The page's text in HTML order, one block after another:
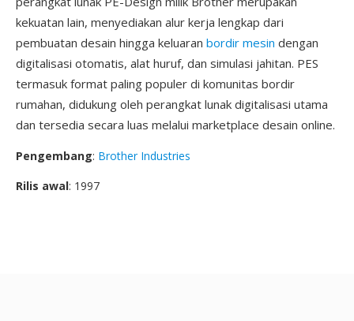
kekuatan lain, menyediakan alur kerja lengkap dari
pembuatan desain hingga keluaran bordir mesin dengan
digitalisasi otomatis, alat huruf, dan simulasi jahitan. PES
termasuk format paling populer di komunitas bordir
rumahan, didukung oleh perangkat lunak digitalisasi utama
dan tersedia secara luas melalui marketplace desain online.
Pengembang: Brother Industries
Rilis awal: 1997